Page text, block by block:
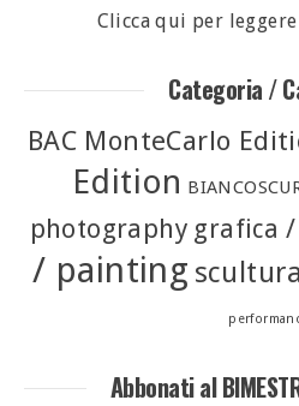
Clicca qui per leggere
Categoria /
BAC MonteCarlo
Edition
photography grafica
/ painting
Abbonati al